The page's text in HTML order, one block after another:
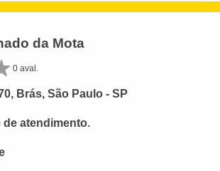
da Mota
0 aval.
Brás, São Paulo - SP
atendimento.